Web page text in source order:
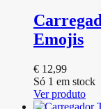
Emojis
€ 12,99
Só 1 em stock
Ver produto